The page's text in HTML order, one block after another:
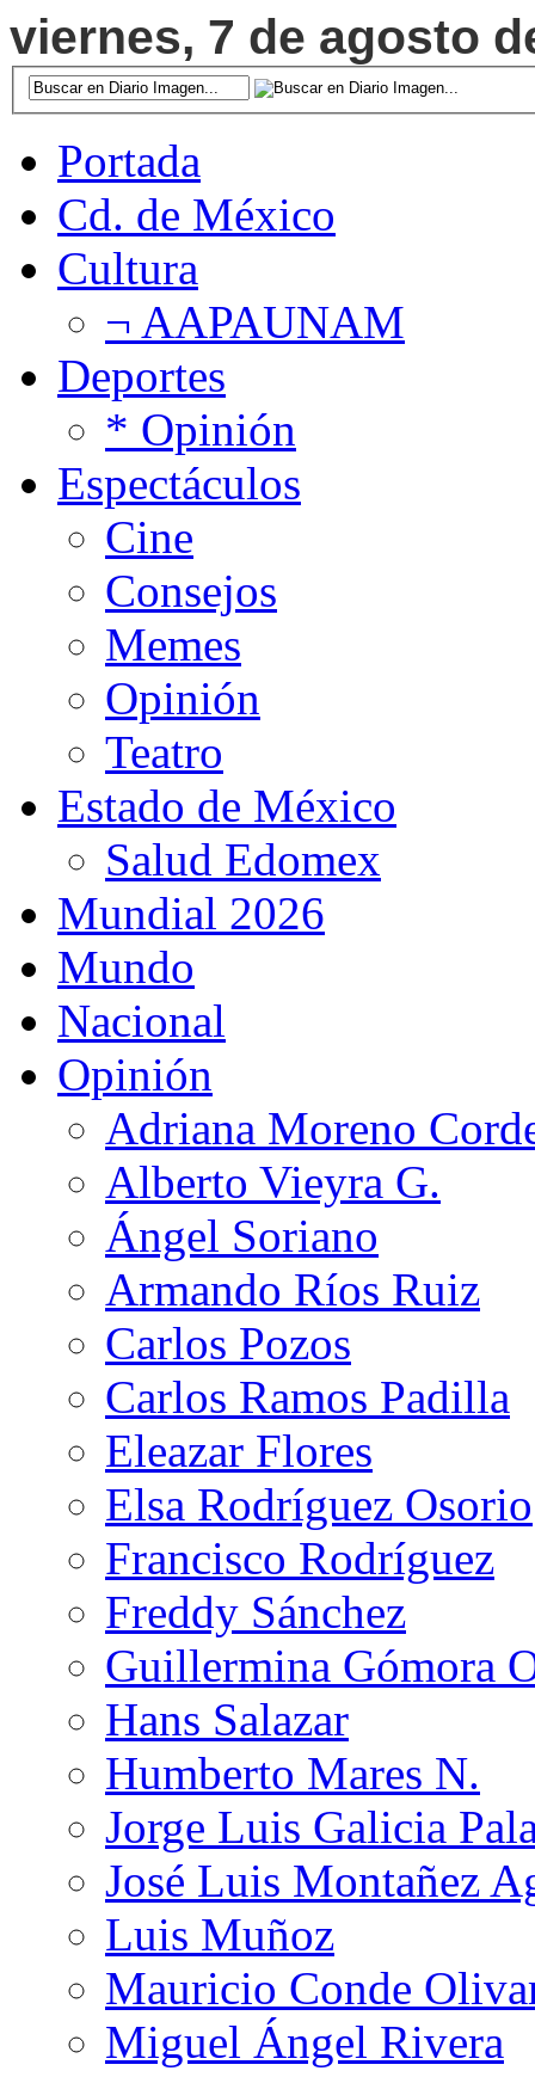
viernes, 7 de agosto
Portada
Cd. de México
Cultura
¬ AAPAUNAM
Deportes
* Opinión
Espectáculos
Cine
Consejos
Memes
Opinión
Teatro
Estado de México
Salud Edomex
Mundial 2026
Mundo
Nacional
Opinión
Adriana Moreno
Alberto Vieyra G.
Ángel Soriano
Armando Ríos Ruiz
Carlos Pozos
Carlos Ramos Padilla
Eleazar Flores
Elsa Rodríguez Osorio
Francisco Rodríguez
Freddy Sánchez
Guillermina Gómora
Hans Salazar
Humberto Mares N.
Jorge Luis Galicia
José Luis Montañez
Luis Muñoz
Mauricio Conde
Miguel Ángel Rivera